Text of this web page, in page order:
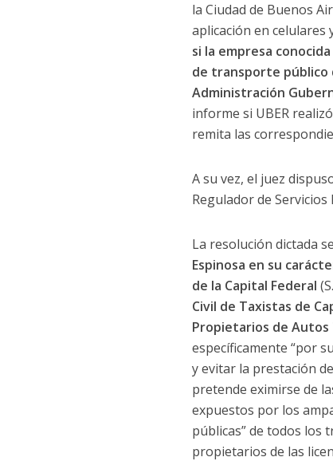
la Ciudad de Buenos
aplicación en
si la empresa
de transporte público
Administración
informe si UBER
remita las
A su vez, el juez
Regulador de
La resolución dictada
Espinosa en su
de la Capital Federal
Civil de Taxistas de
Propietarios de Autos
específicamente “por
y evitar la prestación
pretende eximirse de
expuestos por los
públicas” de todos los
propietarios de las